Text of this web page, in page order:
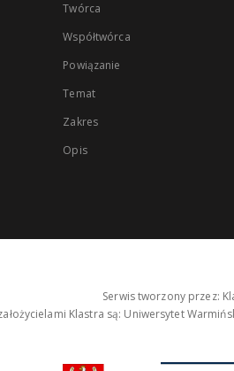
Twórca
Współtwórca
Powiązanie
Temat
Zakres
Opis
Serwis tworzony przez:
Klastra są: Uniwersytet